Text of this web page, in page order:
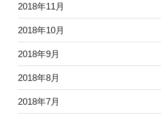
2018年11月
2018年10月
2018年9月
2018年8月
2018年7月